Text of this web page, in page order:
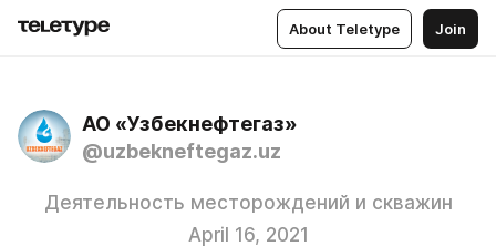
About Teletype Join
АО «Узбекнефтегаз»
@uzbekneftegaz.uz
Деятельность месторождений и скважин
April 16, 2021